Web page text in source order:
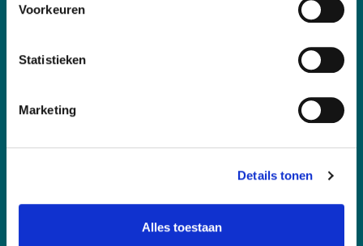
Voorkeuren
Statistieken
Marketing
Details tonen
Alles toestaan
fibromyalgielijn
waarom lid worden?
voor jou